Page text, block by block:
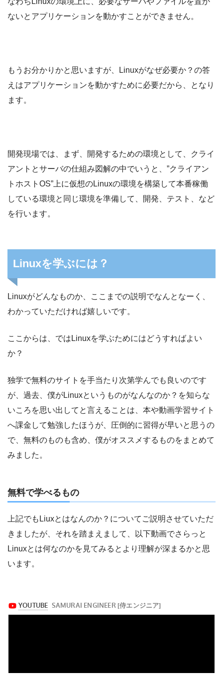
ないとアプリケーションを動かすことができません。
もうお分かりかと思いますが、Linuxがなぜ必要か？の答
えはアプリケーションを動かすために必要だから、となり
ます。
開発現場では、まず、開発するための環境として、クライ
アントとサーバの仕組み図解の中でいうと、”クライアン
トホストOS”上に仮想のLinuxの環境を構築して本番稼働
している環境と同じ環境を準備して、開発、テスト、など
を行います。
Linuxを学ぶには？
Linuxがどんなものか、ここまでの説明でなんとなーく、
わかっていただければ嬉しいです。
ここからは、ではLinuxを学ぶためにはどうすればよい
か？
独学で無料のサイトを手当たり次第学んでも良いのです
が、過去、僕がLinuxというものがなんなのか？を知らな
いころを思い出してと言えることは、本や動画学習サイト
へ課金して勉強したほうが、圧倒的に習得が早いと思うの
で、無料のものも含め、僕がオススメするものをまとめて
みました。
無料で学べるもの
上記でもLiuxとはなんのか？についてご説明させていただ
きましたが、それを踏まえまして、以下動画でさらっと
Linuxとは何なのかを見てみるとより理解が深まるかと思
います。